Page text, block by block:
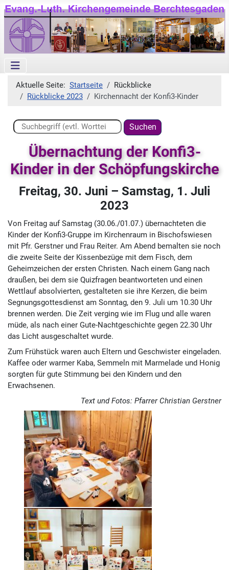
Aktuelle Seite: Startseite
Rückblicke
Rückblicke 2023
Kirchennacht der Konfi3-Kinder
Suchen ...
Suchen
Übernachtung der Konfi3-
Kinder in der Schöpfungskirche
Freitag, 30. Juni – Samstag, 1. Juli
2023
Von Freitag auf Samstag (30.06./01.07.) übernachteten die
Kinder der Konfi3-Gruppe im Kirchenraum in Bischofswiesen
mit Pfr. Gerstner und Frau Reiter. Am Abend bemalten sie noch
die zweite Seite der Kissenbezüge mit dem Fisch, dem
Geheimzeichen der ersten Christen. Nach einem Gang nach
draußen, bei dem sie Quizfragen beantworteten und einen
Wettlauf absolvierten, gestalteten sie ihre Kerzen, die beim
Segnungsgottesdienst am Sonntag, den 9. Juli um 10.30 Uhr
brennen werden. Die Zeit verging wie im Flug und alle waren
müde, als nach einer Gute-Nachtgeschichte gegen 22.30 Uhr
das Licht ausgeschaltet wurde.
Zum Frühstück waren auch Eltern und Geschwister eingeladen.
Kaffee oder warmer Kaba, Semmeln mit Marmelade und Honig
sorgten für gute Stimmung bei den Kindern und den
Erwachsenen.
Text und Fotos: Pfarrer Christian Gerstner